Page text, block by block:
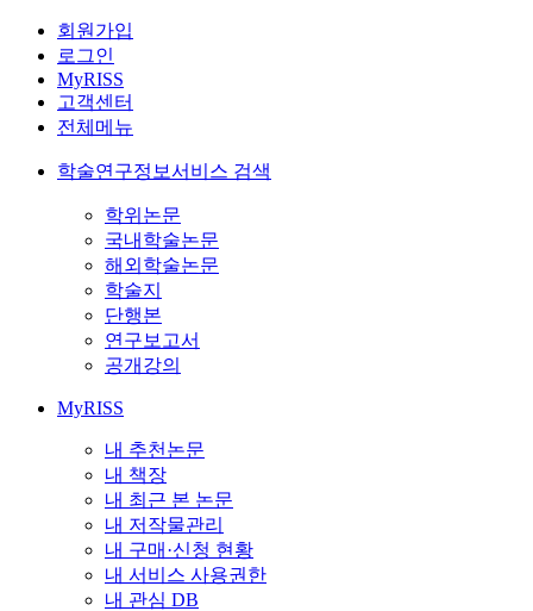
회원가입
로그인
MyRISS
고객센터
전체메뉴
학술연구정보서비스 검색
학위논문
국내학술논문
해외학술논문
학술지
단행본
연구보고서
공개강의
MyRISS
내 추천논문
내 책장
내 최근 본 논문
내 저작물관리
내 구매·신청 현황
내 서비스 사용권한
내 관심 DB